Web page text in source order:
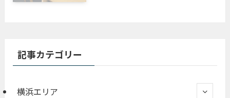
記事カテゴリー
横浜エリア